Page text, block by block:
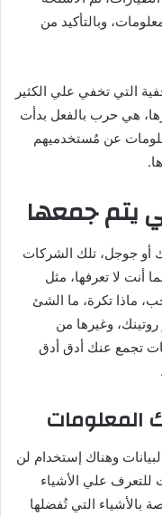
وبالتأكيد من
التي تخفي علي الكثير
هي حرب بالفعل بدأت
عن مُستخدميهم
يتم جمعها
أو جوجل، تلك الشركات
أنت لا تعرفها، مثل
ماذا تكرة، ما الشئ
وغيرها من
تجمع عنك أدق أدق
المعلومات
وهناك إستخدام لن
للتعرف علي الأشياء
بالأشياء التي تُفضلها